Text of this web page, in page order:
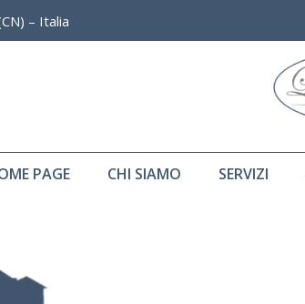
– Italia
PAGE CHI SIAMO SERVIZI